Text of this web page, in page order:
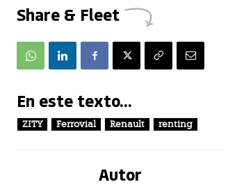
Share & Fleet
En este texto...
ZITY Ferrovial Renault renting
Autor